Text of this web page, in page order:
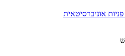
אוניברסיטאית